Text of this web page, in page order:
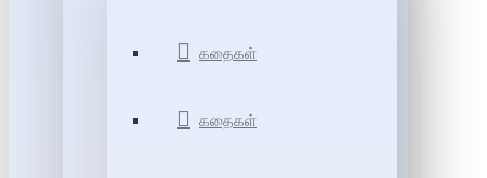
கதைகள்
கதைகள்